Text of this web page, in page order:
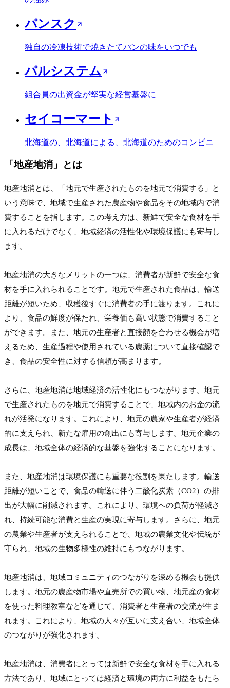
パンスク
独自の冷凍技術で焼きたてパンの味をいつでも
パルシステム
組合員の出資金が堅実な経営基盤に
セイコーマート
北海道の、北海道による、北海道のためのコンビニ
「地産地消 」とは
地産地消とは、「地元で生産されたものを地元で消費する」と
いう意味で、地域で生産された農産物や食品をその地域内で消
費することを指します。この考え方は、新鮮で安全な食材を手
に入れるだけでなく、地域経済の活性化や環境保護にも寄与し
ます。
地産地消の大きなメリットの一つは、消費者が新鮮で安全な食
材を手に入れられることです。地元で生産された食品は、輸送
距離が短いため、収穫後すぐに消費者の手に渡ります。これに
より、食品の鮮度が保たれ、栄養価も高い状態で消費すること
ができます。また、地元の生産者と直接顔を合わせる機会が増
えるため、生産過程や使用されている農薬について直接確認で
き、食品の安全性に対する信頼が高まります。
さらに、地産地消は地域経済の活性化にもつながります。地元
で生産されたものを地元で消費することで、地域内のお金の流
れが活発になります。これにより、地元の農家や生産者が経済
的に支えられ、新たな雇用の創出にも寄与します。地元企業の
成長は、地域全体の経済的な基盤を強化することになります。
また、地産地消は環境保護にも重要な役割を果たします。輸送
距離が短いことで、食品の輸送に伴う二酸化炭素（CO2）の排
出が大幅に削減されます。これにより、環境への負荷が軽減さ
れ、持続可能な消費と生産の実現に寄与します。さらに、地元
の農業や生産者が支えられることで、地域の農業文化や伝統が
守られ、地域の生物多様性の維持にもつながります。
地産地消は、地域コミュニティのつながりを深める機会も提供
します。地元の農産物市場や直売所での買い物、地元産の食材
を使った料理教室などを通じて、消費者と生産者の交流が生ま
れます。これにより、地域の人々が互いに支え合い、地域全体
のつながりが強化されます。
地産地消は、消費者にとっては新鮮で安全な食材を手に入れる
方法であり、地域にとっては経済と環境の両方に利益をもたら